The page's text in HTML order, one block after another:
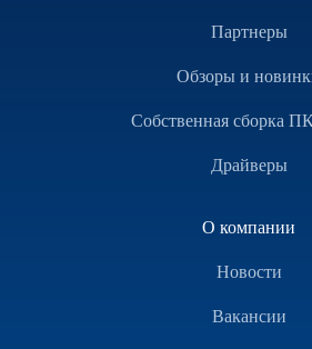
Партнеры
Обзоры и
Собственная сборка
Драйверы
О компании
Новости
Вакансии